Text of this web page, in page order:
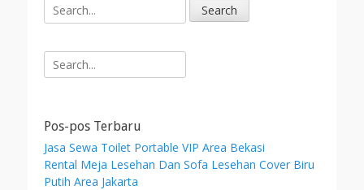
e
r
c
o
r
:
Search
for:
Pos-pos Terbaru
Jasa Sewa Toilet Portable VIP Area Bekasi
Rental Meja Lesehan Dan Sofa Lesehan Cover Biru
Putih Area Jakarta